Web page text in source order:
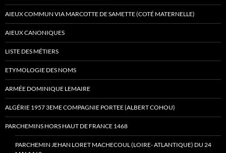
AIEUX COMMUN VIA MARCOTTE DE SAMETTE (COTÉ MATERNELLE)
AIEUX CANONIQUES
LISTE DES MÉTIERS
ETYMOLOGIE DES NOMS
ARMÉE DOMINIQUE LEMAIRE
ALGÉRIE 1957 3EME COMPAGNIE PORTEE (ALBERT COHOU)
PARCHEMINS HORS HAUT DE FRANCE 1468
PARCHEMIN JEHAN LORET MACHECOUL (LOIRE- ATLANTIQUE) DU 24